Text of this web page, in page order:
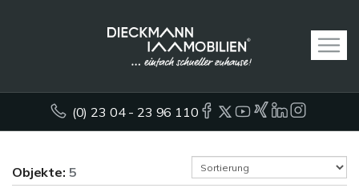
(0) 23 04 - 23 96 110
Objekte: 5